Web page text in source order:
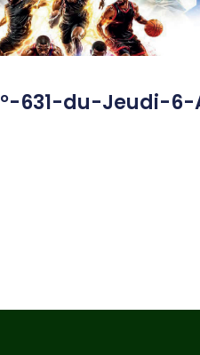
631-du-Jeudi-